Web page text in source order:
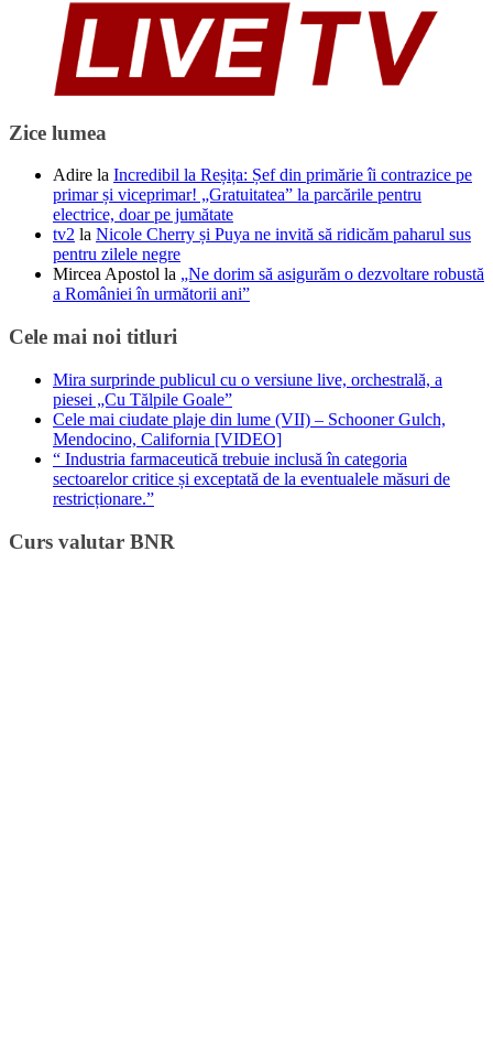
Zice lumea
Adire la Incredibil la Reșița: Șef din primărie îi contrazice pe
primar și viceprimar! „Gratuitatea” la parcările pentru
electrice, doar pe jumătate
tv2 la Nicole Cherry și Puya ne invită să ridicăm paharul sus
pentru zilele negre
Mircea Apostol la „Ne dorim să asigurăm o dezvoltare robustă
a României în următorii ani”
Cele mai noi titluri
Mira surprinde publicul cu o versiune live, orchestrală, a
piesei „Cu Tălpile Goale”
Cele mai ciudate plaje din lume (VII) – Schooner Gulch,
Mendocino, California [VIDEO]
“ Industria farmaceutică trebuie inclusă în categoria
sectoarelor critice și exceptată de la eventualele măsuri de
restricționare.”
Curs valutar BNR